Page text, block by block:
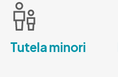
Tutela minori